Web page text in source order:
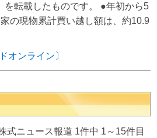
を転載したものです。 ●年初から5
の現物累計買い越し額は、約10.9
オンライン〕
式ニュース報道 1件中 1～15件目